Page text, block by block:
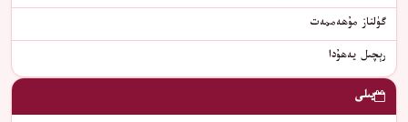
گۈلناز مۇھەممەت
ﺭﯦﭽﯩﻞ ﻳﻪﮬﯘﺩﺍ
يىلى